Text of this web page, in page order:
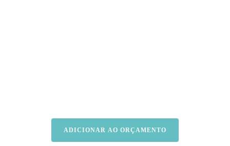
ADICIONAR AO ORÇAMENTO